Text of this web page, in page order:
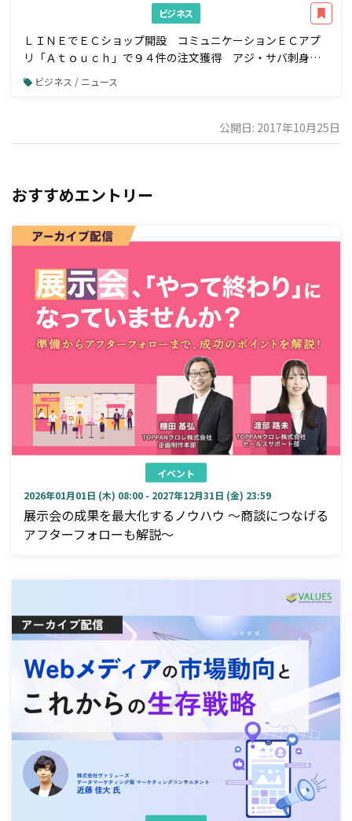
ビジネス
ＬＩＮＥでＥＣショップ開設 コミュニケーションＥＣアプ
リ「Ａｔｏｕｃｈ」で９４件の注文獲得 アジ・サバ刺身の
業務用加工品国内トップシェア 株式会社ジャパンシーフーズ
様の事例公開
ビジネス / ニュース
公開日: 2017年10月25日
おすすめエントリー
イベント
2026年01月01日 (木) 08:00 - 2027年12月31日 (金) 23:59
展示会の成果を最大化するノウハウ ～商談につなげる
アフターフォローも解説～